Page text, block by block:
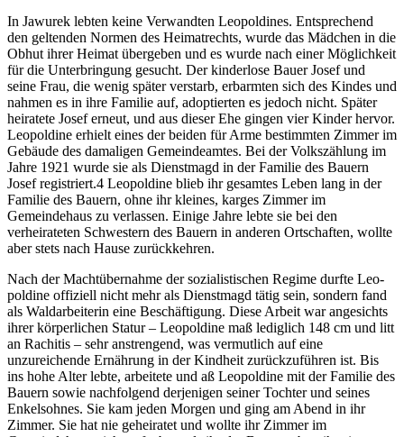
In Jawurek lebten keine Verwandten Leopoldines. Entsprechend
den geltenden Normen des Heimatrechts, wurde das Mädchen in die
Obhut ihrer Heimat übergeben und es wurde nach einer Möglichkeit
für die Unterbringung gesucht. Der kinderlose Bauer Josef und
seine Frau, die wenig später verstarb, erbarmten sich des Kindes und
nahmen es in ihre Familie auf, adoptierten es jedoch nicht. Später
heiratete Josef erneut, und aus dieser Ehe gingen vier Kinder hervor.
Leopoldine erhielt eines der beiden für Arme bestimmten Zimmer im
Gebäude des damaligen Gemeindeamtes. Bei der Volkszählung im
Jahre 1921 wurde sie als Dienstmagd in der Familie des Bauern
Josef registriert.4 Leopoldine blieb ihr gesamtes Leben lang in der
Familie des Bauern, ohne ihr kleines, karges Zimmer im
Gemeindehaus zu verlassen. Einige Jahre lebte sie bei den
verheirateten Schwestern des Bauern in anderen Ortschaften, wollte
aber stets nach Hause zurückkehren.
Nach der Machtübernahme der sozialistischen Regime durfte Leo­
poldine offiziell nicht mehr als Dienstmagd tätig sein, sondern fand
als Waldarbeiterin eine Beschäftigung. Diese Arbeit war angesichts
ihrer körperlichen Statur – Leopoldine maß lediglich 148 cm und litt
an Rachitis – sehr anstrengend, was vermutlich auf eine
unzureichende Ernährung in der Kindheit zurückzuführen ist. Bis
ins hohe Alter lebte, arbeitete und aß Leopoldine mit der Familie des
Bauern sowie nachfolgend derjenigen seiner Tochter und seines
Enkelsohnes. Sie kam jeden Morgen und ging am Abend in ihr
Zimmer. Sie hat nie geheiratet und wollte ihr Zimmer im